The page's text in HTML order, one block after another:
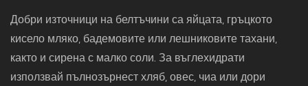
Добри източници на белтъчини са яйцата, гръцкото
кисело мляко, бадемовите или лешниковите тахани,
както и сирена с малко соли. За въглехидрати
използвай пълнозърнест хляб, овес, чиа или дори